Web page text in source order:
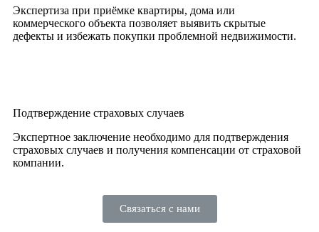
Экспертиза при приёмке квартиры, дома или
коммерческого объекта позволяет выявить скрытые
дефекты и избежать покупки проблемной недвижимости.
Подтверждение страховых случаев
Экспертное заключение необходимо для подтверждения
страховых случаев и получения компенсации от страховой
компании.
Связаться с нами